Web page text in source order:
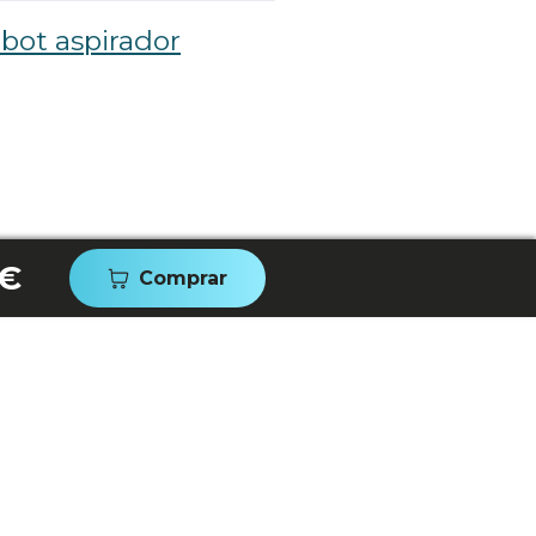
aspirador
Comprar